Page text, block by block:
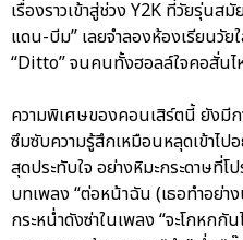
เรื่องราวเข้าสู่ช่วง Y2K ที่วัยรุ่
แดน-บีม” เลยจำลองห้องเรียนวั
“Ditto” จนคนทั้งฮอลล์ใจคอสั่นไ
ความพิเศษของคอนเสิร์ตนี้ ยังมี
ซึมซับความรู้สึกเหมือนหลุดเข้าไป
สุดประทับใจ อย่างหิมะกระดาษที่
บทเพลง “ต่อหน้าฉัน (เธอทำอย่า
กระหน่ำดังซ่าในเพลง “จะโกหก